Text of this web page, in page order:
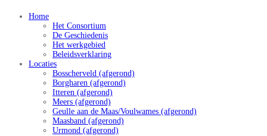
Home
Het Consortium
De Geschiedenis
Het werkgebied
Beleidsverklaring
Locaties
Bosscherveld (afgerond)
Borgharen (afgerond)
Itteren (afgerond)
Meers (afgerond)
Geulle aan de Maas/Voulwames (afgerond)
Maasband (afgerond)
Urmond (afgerond)